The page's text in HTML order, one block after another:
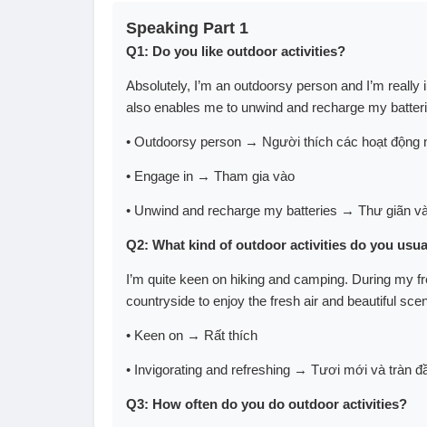
Speaking Part 1
Q1: Do you like outdoor activities?
Absolutely, I’m an outdoorsy person and I’m
also enables me to unwind and recharge my
• Outdoorsy person → Người thích các hoạt động
• Engage in → Tham gia vào
• Unwind and recharge my batteries → Thư giãn
Q2: What kind of outdoor activities do you
I’m quite keen on hiking and camping. During my
countryside to enjoy the fresh air and beautiful
• Keen on → Rất thích
• Invigorating and refreshing → Tươi mới và tràn
Q3: How often do you do outdoor activities?